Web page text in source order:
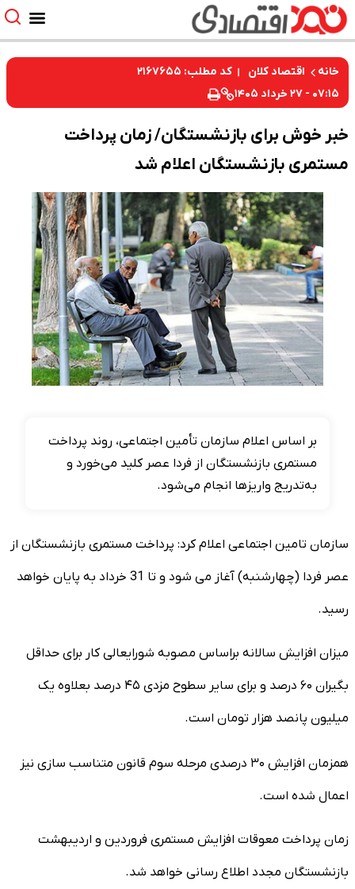
خانه اقتصاد کلان
کد مطلب: ۲۱۶۷۶۵۵
۰۷:۱۵ - ۲۷ خرداد ۱۴۰۵
خبر خوش برای بازنشستگان/ زمان پرداخت
مستمری بازنشستگان اعلام شد
بر اساس اعلام سازمان تأمین اجتماعی، روند پرداخت
مستمری بازنشستگان از فردا عصر کلید می‌خورد و
به‌تدریج واریزها انجام می‌شود.
سازمان تامین اجتماعی اعلام کرد: پرداخت مستمری بازنشستگان از
عصر فردا (چهارشنبه) آغاز می شود و تا 31 خرداد به پایان خواهد
رسید.
میزان افزایش سالانه براساس مصوبه شورایعالی کار برای حداقل
بگیران ۶۰ درصد و برای سایر سطوح مزدی ۴۵ درصد بعلاوه یک
میلیون پانصد هزار تومان است.
همزمان افزایش ۳۰ درصدی مرحله سوم قانون متناسب سازی نیز
اعمال شده است.
زمان پرداخت معوقات افزایش مستمری فروردین و اردیبهشت
بازنشستگان مجدد اطلاع رسانی خواهد شد.